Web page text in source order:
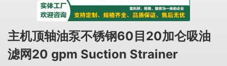
主机顶轴油泵不锈钢60目20加仑吸油
滤网20 gpm Suction Strainer